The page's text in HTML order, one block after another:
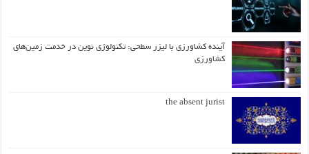
آینده کشاورزی با لیزر سطحی: تکنولوژی نوین در خدمت زمین‌های
کشاورزی
the absent jurist